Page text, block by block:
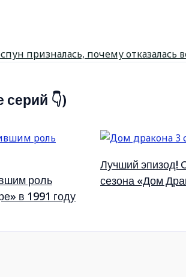
призналась, почему отказалась
👇)
роль
в 1991 году
Лучший эпизод!
сезона «Дом